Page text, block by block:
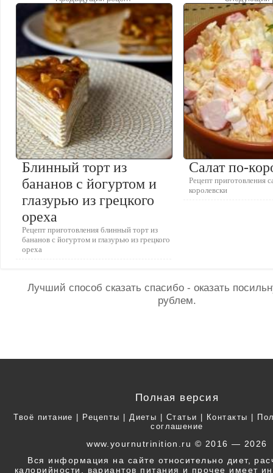
Блинный торт из
бананов с йогуртом и
глазурью из грецкого
ореха
Рецепт приготовления блинный торт из
бананов с йогуртом и глазурью из грецкого
ореха
Салат по-
Рецепт приготовления
королевски
Лучший способ сказать спасибо - оказать
рублем.
Полная версия
Твоё питание Рецепты Диеты Статьи Контакты
соглашение
www.yournutrinition.ru © 2016 — 2026
Вся информация на сайте относительно диет,
калорийности, вариантов питания и прочее имеет